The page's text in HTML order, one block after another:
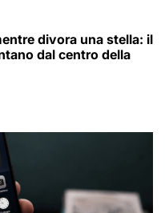
divora una stella: il
dal centro della